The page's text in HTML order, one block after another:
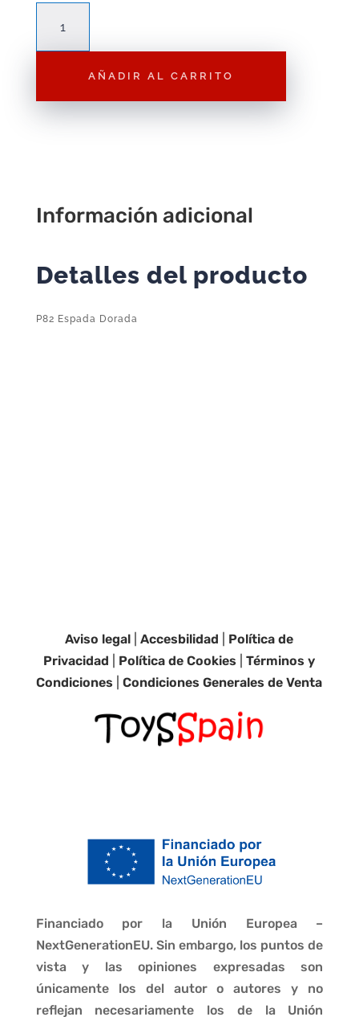
Espada
AÑADIR AL CARRITO
Información adicional
Detalles del producto
P82 Espada Dorada
Aviso legal |Accesbilidad
Política de
Privacidad
Política de Cookies |Términos y
Condiciones |Condiciones Generales de Venta
Financiado por la Unión Europea –
NextGenerationEU. Sin embargo, los puntos de
vista y las opiniones expresadas son
únicamente los del autor o autores y no
reflejan necesariamente los de la Unión